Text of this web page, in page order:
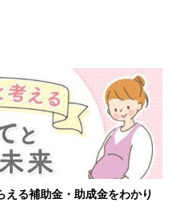
る補助金・助成金をわかり